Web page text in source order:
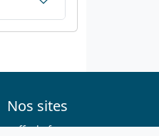
Nos sites
ffvelo.fr